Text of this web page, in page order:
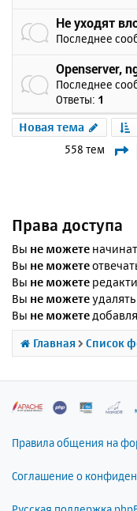
Не уходят
Последнее
Openserver,
Последнее
Ответы: 1
Новая тема
558 тем
Права доступа
Вы не можете
Вы не можете
Вы не можете
Вы не можете
Вы не можете
Главная Список
Правила общения на
Соглашение о